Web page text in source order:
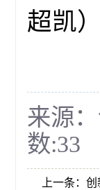
超凯
来源
数:33
上一条： 创